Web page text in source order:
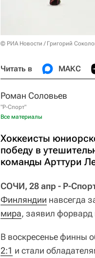
© РИА Новости / Григорий
Читать в МАКС
Роман Соловьев
"Р-Спорт"
Все материалы
Хоккеисты
победу в
команды Арттури
СОЧИ, 28 апр - Р-
Финляндии навсегда
мира, заявил
В воскресенье финны
2:1 и стали